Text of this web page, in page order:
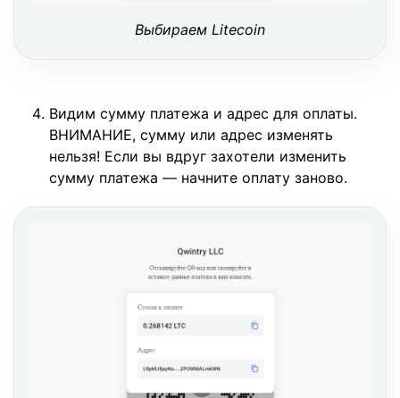
Выбираем Litecoin
Видим сумму платежа и адрес для оплаты.
ВНИМАНИЕ, сумму или адрес изменять
нельзя! Если вы вдруг захотели изменить
сумму платежа — начните оплату заново.